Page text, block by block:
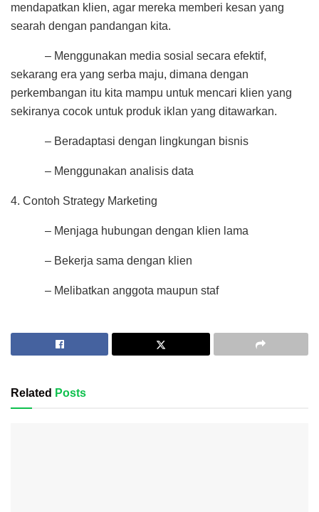
mendapatkan klien, agar mereka memberi kesan yang
searah dengan pandangan kita.
– Menggunakan media sosial secara efektif,
sekarang era yang serba maju, dimana dengan
perkembangan itu kita mampu untuk mencari klien yang
sekiranya cocok untuk produk iklan yang ditawarkan.
– Beradaptasi dengan lingkungan bisnis
– Menggunakan analisis data
4. Contoh Strategy Marketing
– Menjaga hubungan dengan klien lama
– Bekerja sama dengan klien
– Melibatkan anggota maupun staf
Related Posts